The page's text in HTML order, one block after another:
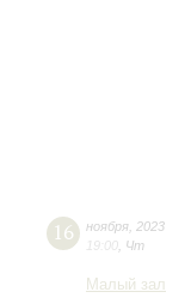
16 ноября 2023
19:00 Чт
Малый зал